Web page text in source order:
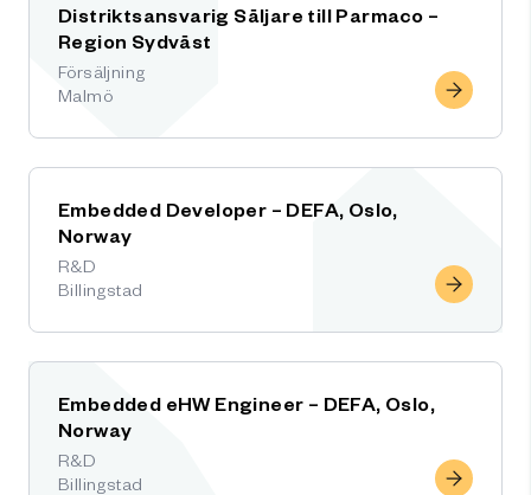
Distriktsansvarig Säljare till Parmaco –
Region Sydväst
Försäljning
Malmö
Embedded Developer – DEFA, Oslo,
Norway
R&D
Billingstad
Embedded eHW Engineer – DEFA, Oslo,
Norway
R&D
Billingstad